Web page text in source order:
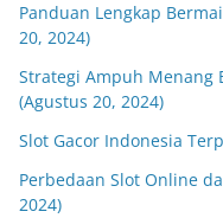
Panduan Lengkap
20, 2024)
Strategi Ampuh Menang
(Agustus 20, 2024)
Slot Gacor Indonesia
Perbedaan Slot Online
2024)